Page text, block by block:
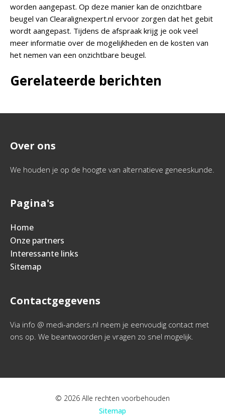
worden aangepast. Op deze manier kan de onzichtbare
beugel van Clearalignexpert.nl ervoor zorgen dat het gebit
wordt aangepast. Tijdens de afspraak krijg je ook veel
meer informatie over de mogelijkheden en de kosten van
het nemen van een onzichtbare beugel.
Gerelateerde berichten
Over ons
We houden je op de hoogte van alternatieve geneeskunde.
Pagina's
Home
Onze partners
Interessante links
Sitemap
Contactgegevens
Via info @ medi-anders.nl neem je eenvoudig contact met
ons op. We beantwoorden je vragen zo snel mogelijk.
© 2026 Alle rechten voorbehouden
Sitemap